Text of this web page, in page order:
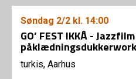
Søndag 2/2 kl. 14:00
GO’ FEST IKKÅ -
turkis, Aarhus